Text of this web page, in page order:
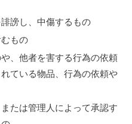
謗し、中傷するもの
もの
、他者を害する行為の依頼
ている物品、行為の依頼や
たは管理人によって承認す